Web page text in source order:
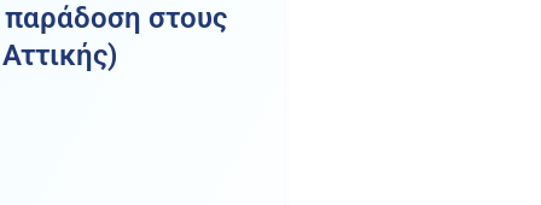
παράδοση στους